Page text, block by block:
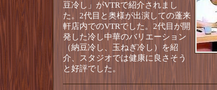
豆冷し」がVTRで紹介されまし
た。2代目と奥様が出演しての蓬来
軒店内でのVTRでした。2代目が開
発した冷し中華のバリエーション
（納豆冷し、玉ねぎ冷し）を紹
介、スタジオでは健康に良さそう
と好評でした。